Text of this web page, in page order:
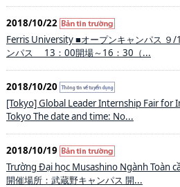
2018/10/22
Ferris University ■オープンキャンパス
ンパス 13：00開場～16：30（...
2018/10/20
[Tokyo] Global Leader Internship Fair for
Tokyo The date and time: No...
2018/10/19
Trường Đại học Musashino Ngành Toàn
開催場所：武蔵野キャンパス 開...